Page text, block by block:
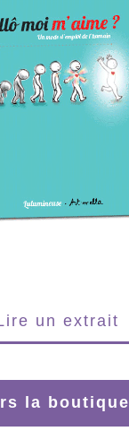
un extrait
la boutique